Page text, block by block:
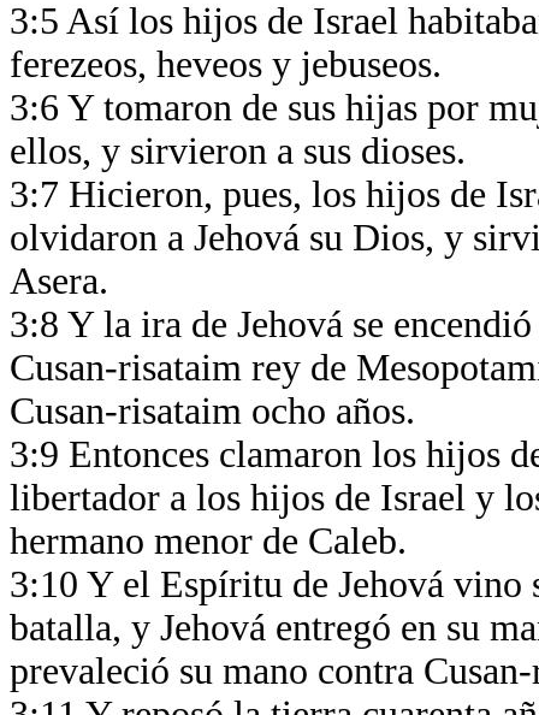
3:5 Así los hijos de Israel
ferezeos, heveos y jebuseos.
3:6 Y tomaron de sus hijas por
ellos, y sirvieron a sus dioses.
3:7 Hicieron, pues, los hijos de
olvidaron a Jehová su Dios, y
Asera.
3:8 Y la ira de Jehová se
Cusan-risataim rey de
Cusan-risataim ocho años.
3:9 Entonces clamaron los hijos
libertador a los hijos de Israel y
hermano menor de Caleb.
3:10 Y el Espíritu de Jehová vino
batalla, y Jehová entregó en su
prevaleció su mano contra